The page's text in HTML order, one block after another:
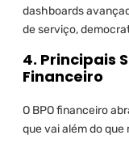
dashboards
de serviço,
4. Principais
Financeiro
O BPO financeiro
que vai além do